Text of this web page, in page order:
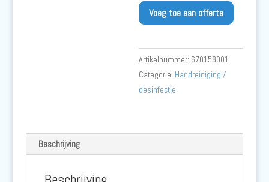
x
2
patroon
Voeg toe aan offerte
Artikelnummer: 670158001
Categorie: Handreiniging /
desinfectie
Beschrijving